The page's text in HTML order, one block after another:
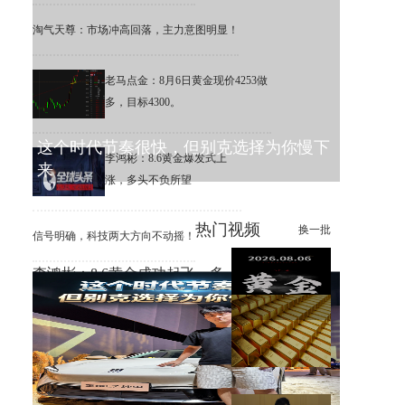
淘气天尊：市场冲高回落，主力意图明显！
老马点金：8月6日黄金现价4253做
多，目标4300。
李鸿彬：8.6黄金爆发式上
涨，多头不负所望
信号明确，科技两大方向不动摇！ 热门视频 换一批
这个时代节奏很快，但别克选择为你慢下
来
李鸿彬：8.6黄金成功起飞，多
头打响反攻战
黄金大涨，错过机会，总比低
位割肉强！